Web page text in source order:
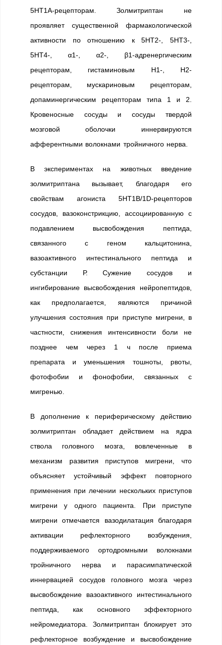
5HT1A-рецепторам. Золмитриптан не
проявляет существенной фармакологической
активности по отношению к 5HT2-, 5HT3-,
5HT4-, α1-, α2-, β1-адренергическим
рецепторам, гистаминовым H1-, H2-
рецепторам, мускариновым рецепторам,
допаминергическим рецепторам типа 1 и 2.
Кровеносные сосуды и сосуды твердой
мозговой оболочки иннервируются
афферентными волокнами тройничного нерва.
В экспериментах на животных введение
золмитриптана вызывает, благодаря его
свойствам агониста 5НТ1B/1D-рецепторов
сосудов, вазоконстрикцию, ассоциированную с
подавлением высвобождения пептида,
связанного с геном кальцитонина,
вазоактивного интестинального пептида и
субстанции Р. Сужение сосудов и
ингибирование высвобождения нейропептидов,
как предполагается, являются причиной
улучшения состояния при приступе мигрени, в
частности, снижения интенсивности боли не
позднее чем через 1 ч после приема
препарата и уменьшения тошноты, рвоты,
фотофобии и фонофобии, связанных с
мигренью.
В дополнение к периферическому действию
золмитриптан обладает действием на ядра
ствола головного мозга, вовлеченные в
механизм развития приступов мигрени, что
объясняет устойчивый эффект повторного
применения при лечении нескольких приступов
мигрени у одного пациента. При приступе
мигрени отмечается вазодилатация благодаря
активации рефлекторного возбуждения,
поддерживаемого ортодромными волокнами
тройничного нерва и парасимпатической
иннервацией сосудов головного мозга через
высвобождение вазоактивного интестинального
пептида, как основного эффекторного
нейромедиатора. Золмитриптан блокирует это
рефлекторное возбуждение и высвобождение